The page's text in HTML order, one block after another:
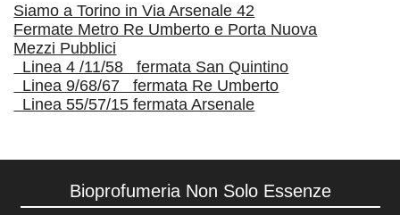
Siamo a Torino in Via Arsenale 42
Fermate Metro Re Umberto e Porta Nuova
Mezzi Pubblici
Linea 4 /11/58 fermata San Quintino
Linea 9/68/67 fermata Re Umberto
Linea 55/57/15 fermata Arsenale
Bioprofumeria Non Solo Essenze